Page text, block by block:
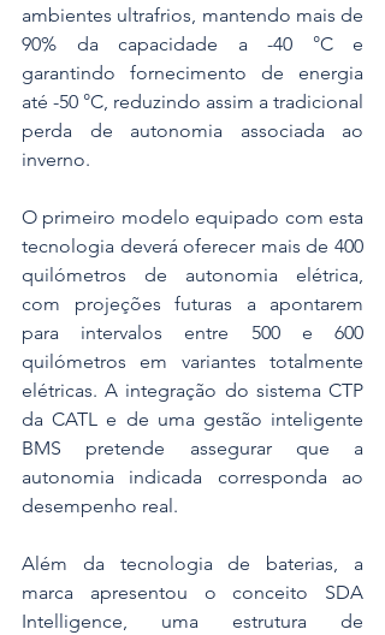
ambientes ultrafrios, mantendo mais de
90% da capacidade a -40 °C e
garantindo fornecimento de energia
até -50 °C, reduzindo assim a tradicional
perda de autonomia associada ao
inverno.
O primeiro modelo equipado com esta
tecnologia deverá oferecer mais de 400
quilómetros de autonomia elétrica,
com projeções futuras a apontarem
para intervalos entre 500 e 600
quilómetros em variantes totalmente
elétricas. A integração do sistema CTP
da CATL e de uma gestão inteligente
BMS pretende assegurar que a
autonomia indicada corresponda ao
desempenho real.
Além da tecnologia de baterias, a
marca apresentou o conceito SDA
Intelligence, uma estrutura de